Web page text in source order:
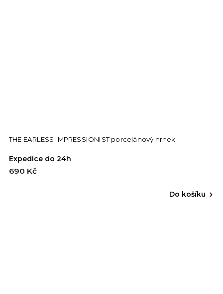
THE EARLESS IMPRESSIONIST porcelánový hrnek
Expedice do 24h
690 Kč
Do košíku